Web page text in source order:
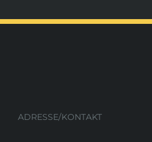
ADRESSE/KONTAKT